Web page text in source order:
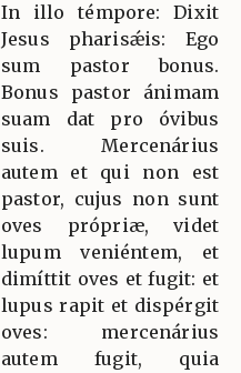
In illo témpore: Dixit
Jesus pharisǽis: Ego
sum pastor bonus.
Bonus pastor ánimam
suam dat pro óvibus
suis. Mercenárius
autem et qui non est
pastor, cujus non sunt
oves própriæ, videt
lupum veniéntem, et
dimíttit oves et fugit: et
lupus rapit et dispérgit
oves: mercenárius
autem fugit, quia